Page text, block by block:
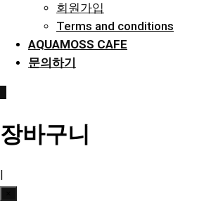
회원가입
Terms and conditions
AQUAMOSS CAFE
문의하기
장바구니